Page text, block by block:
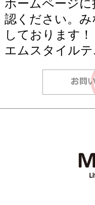
ホームページ
認ください。
しております！
エムスタイル